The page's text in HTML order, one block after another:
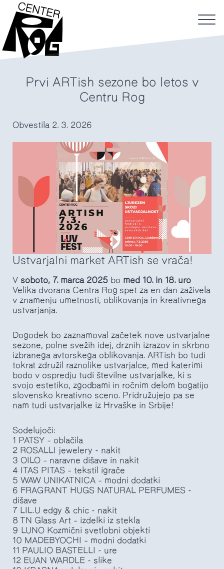
Prvi ARTish sezone bo letos v
Centru Rog
Obvestila 2. 3. 2026
Ustvarjalni market ARTish se vrača!
V soboto, 7. marca 2025 bo med 10. in 18. uro
Velika dvorana Centra Rog spet za en dan zaživela
v znamenju umetnosti, oblikovanja in kreativnega
ustvarjanja.
Dogodek bo zaznamoval začetek nove ustvarjalne
sezone, polne svežih idej, drznih izrazov in skrbno
izbranega avtorskega oblikovanja. ARTish bo tudi
tokrat združil raznolike ustvarjalce, med katerimi
bodo v ospredju tudi številne ustvarjalke, ki s
svojo estetiko, zgodbami in ročnim delom bogatijo
slovensko kreativno sceno. Pridružujejo pa se
nam tudi ustvarjalke iz Hrvaške in Srbije!
Sodelujoči:
1 PATSY – oblačila
2 ROSALLI jewelery - nakit
3 OILO – naravne dišave in nakit
4 ITAS PITAS – tekstil igrače
5 WAW UNIKATNICA – modni dodatki
6 FRAGRANT HUGS NATURAL PERFUMES -
dišave
7 LIL.U edgy & chic - nakit
8 TN Glass Art – izdelki iz stekla
9 LUNO Kozmični svetlobni objekti
10 MADEBYOCHI – modni dodatki
11 PAULIO BASTELLI - ure
12 EUAN WARDLE - slike